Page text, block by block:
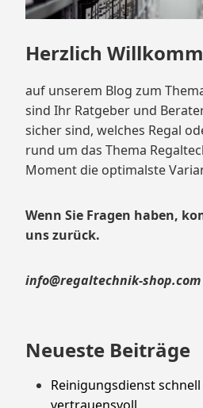
Herzlich
auf unserem Blog zum
sind Ihr Ratgeber und
sicher sind, welches Regal
rund um das Thema
Moment die optimalste
Wenn Sie Fragen haben,
uns zurück.
info@regaltechnik-shop.com
Neueste Beiträge
Reinigungsdienst